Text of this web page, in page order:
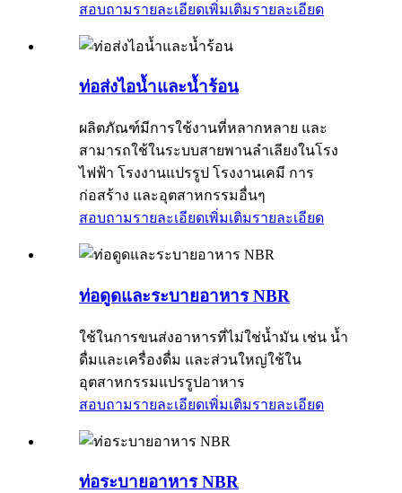
สอบถามรายละเอียดเพิ่มเติมรายละเอียด
ท่อส่งไอน้ำและน้ำร้อน
ผลิตภัณฑ์มีการใช้งานที่หลากหลาย และ
สามารถใช้ในระบบสายพานลำเลียงในโรง
ไฟฟ้า โรงงานแปรรูป โรงงานเคมี การ
ก่อสร้าง และอุตสาหกรรมอื่นๆ
สอบถามรายละเอียดเพิ่มเติมรายละเอียด
ท่อดูดและระบายอาหาร NBR
ใช้ในการขนส่งอาหารที่ไม่ใช่น้ำมัน เช่น น้ำ
ดื่มและเครื่องดื่ม และส่วนใหญ่ใช้ใน
อุตสาหกรรมแปรรูปอาหาร
สอบถามรายละเอียดเพิ่มเติมรายละเอียด
ท่อระบายอาหาร NBR